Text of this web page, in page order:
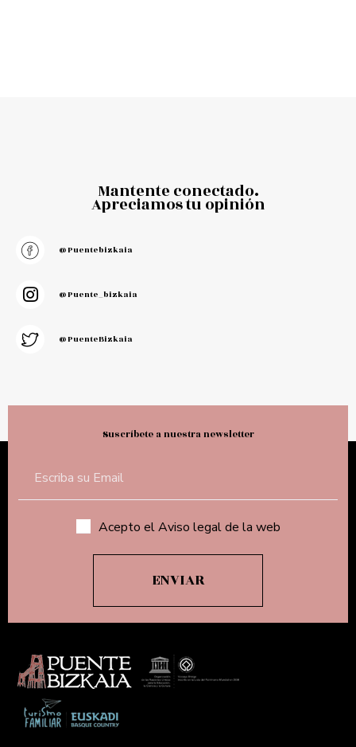
Mantente conectado.
Apreciamos tu opinión
@puentebizkaia
@puente_bizkaia
@PuenteBizkaia
Suscríbete a nuestra newsletter
Acepto el Aviso legal de la web